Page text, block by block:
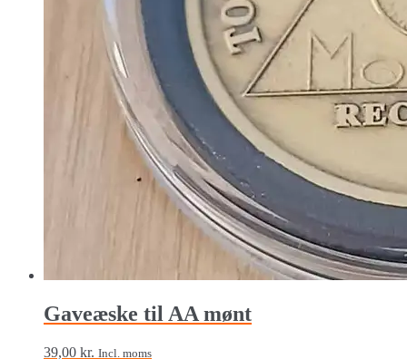
Gaveæske til AA mønt
39,00 kr. Incl. moms